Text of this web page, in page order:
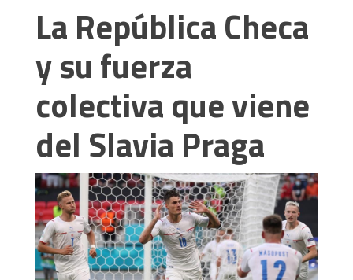
La República Checa
y su fuerza
colectiva que viene
del Slavia Praga